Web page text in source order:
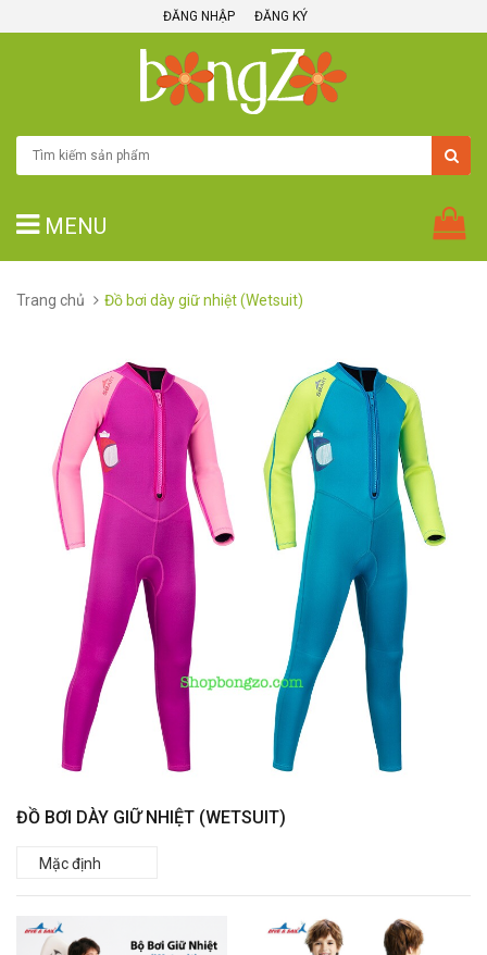
ĐĂNG NHẬP ĐĂNG KÝ
MENU
Trang chủ Đồ bơi dày giữ nhiệt (Wetsuit)
ĐỒ BƠI DÀY GIỮ NHIỆT (WETSUIT)